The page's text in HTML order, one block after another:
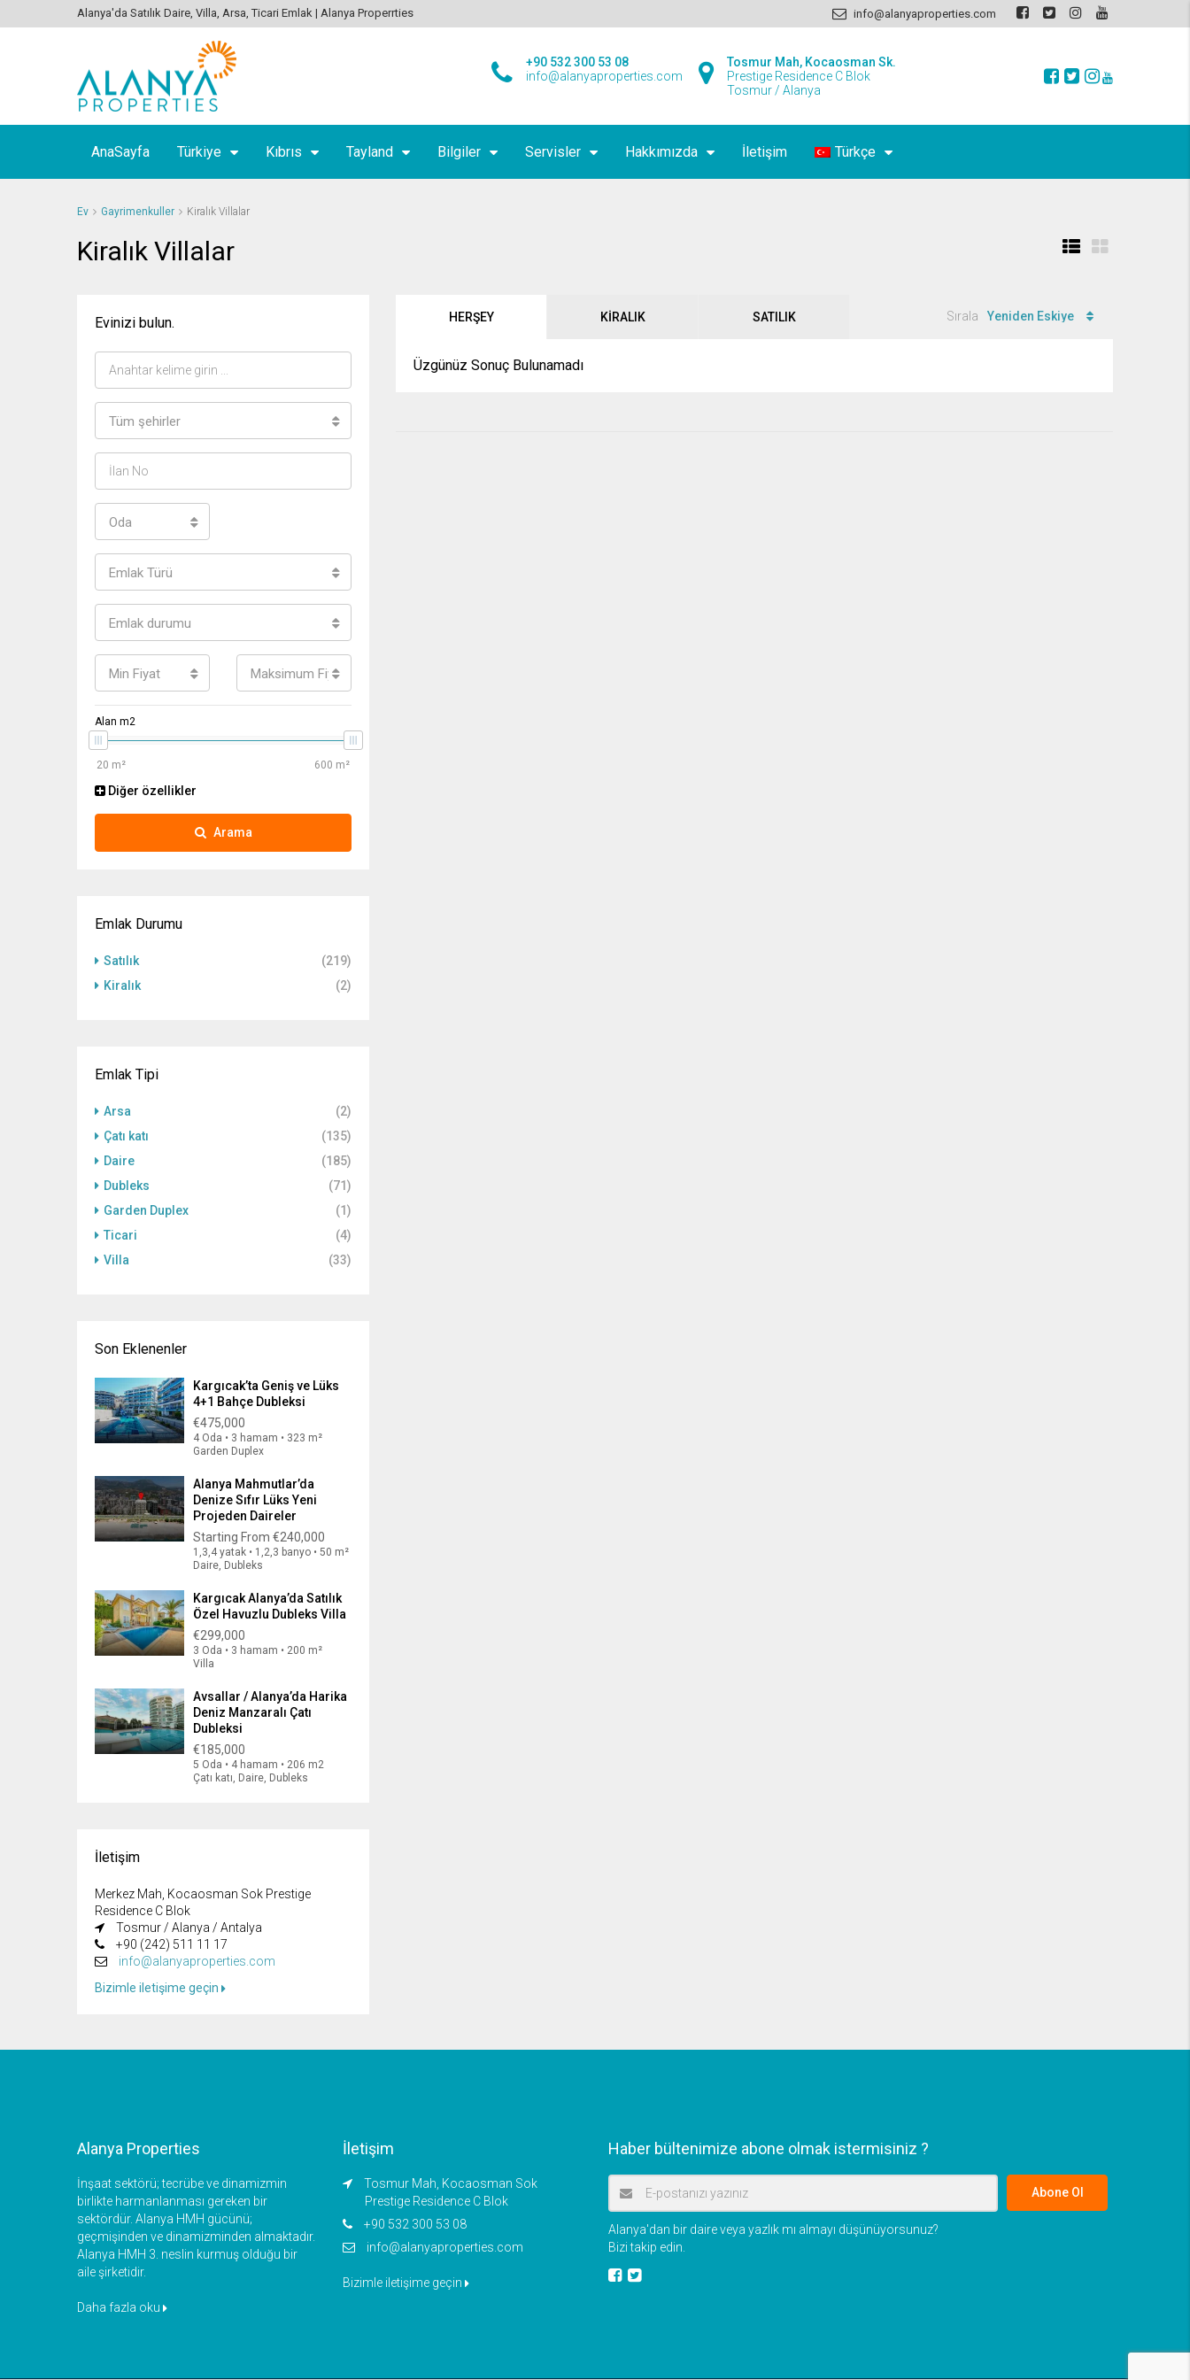
Alanya'da Satılık Daire, Villa, Arsa, Ticari Emlak | Alanya Properrties info@alanyaproperties.com
Tosmur Mah, Kocaosman Sk.
Prestige Residence C Blok
Tosmur / Alanya
+90 532 300 53 08
info@alanyaproperties.com
AnaSayfa Türkiye Kıbrıs Tayland Bilgiler Servisler Hakkımızda İletişim Türkçe
Ev Gayrimenkuller Kiralık Villalar
Kiralık Villalar
HERŞEY KIRALIK SATILIK Sırala Yeniden Eskiye
Üzgünüz Sonuç Bulunamadı
Evinizi bulun.
Tüm şehirler
Oda
Emlak Türü
Emlak durumu
Min Fiyat Maksimum Fiyat
Alan m2
Diğer özellikler
Arama
Emlak Durumu
Satılık
(219)
Kiralık
(2)
Emlak Tipi
Arsa
(2)
Çatı katı
(135)
Daire
(185)
Dubleks
(71)
Garden Duplex
(1)
Ticari
(4)
Villa
(33)
Son Eklenenler
Kargıcak’ta Geniş ve Lüks
4+1 Bahçe Dubleksi
€475,000
4 Oda • 3 hamam • 323 m²
Garden Duplex
Alanya Mahmutlar’da
Denize Sıfır Lüks Yeni
Projeden Daireler
Starting From €240,000
1,3,4 yatak • 1,2,3 banyo • 50 m²
Daire, Dubleks
Kargıcak Alanya’da Satılık
Özel Havuzlu Dubleks Villa
€299,000
3 Oda • 3 hamam • 200 m²
Villa
Avsallar / Alanya’da Harika
Deniz Manzaralı Çatı
Dubleksi
€185,000
5 Oda • 4 hamam • 206 m2
Çatı katı, Daire, Dubleks
İletişim
Merkez Mah, Kocaosman Sok Prestige
Residence C Blok
Tosmur / Alanya / Antalya
+90 (242) 511 11 17
info@alanyaproperties.com
Bizimle iletişime geçin
Alanya Properties
İnşaat sektörü; tecrübe ve dinamizmin
birlikte harmanlanması gereken bir
sektördür. Alanya HMH gücünü;
geçmişinden ve dinamizminden almaktadır.
Alanya HMH 3. neslin kurmuş olduğu bir
aile şirketidir.
Daha fazla oku
İletişim
Tosmur Mah, Kocaosman Sok
Prestige Residence C Blok
+90 532 300 53 08
info@alanyaproperties.com
Bizimle iletişime geçin
Haber bültenimize abone olmak istermisiniz ?
Abone Ol
Alanya'dan bir daire veya yazlık mı almayı düşünüyorsunuz?
Bizi takip edin.